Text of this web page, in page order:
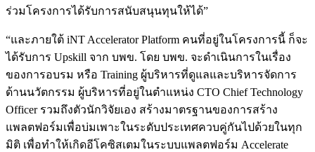
ร่วมโครงการได้รับการสนับสนุนทุนให้ได้”
“และภายใต้ iNT Accelerator Platform คนที่อยู่ในโครงการนี้ ก็จะ
ได้รับการ Upskill จาก บพข. โดย บพข. จะดำเนินการในเรื่อง
ของการอบรม หรือ Training ผู้บริหารที่ดูแลและบริหารจัดการ
ด้านนวัตกรรม ผู้บริหารที่อยู่ในตำแหน่ง CTO Chief Technology
Officer รวมถึงตัวนักวิจัยเอง สร้างมาตรฐานของการสร้าง
แพลตฟอร์มเพื่อบ่มเพาะในระดับประเทศควบคู่กันไปด้วยในทุก
มิติ เพื่อทำให้เกิดอีโคซิสเตมในระบบแพลตฟอร์ม Accelerate